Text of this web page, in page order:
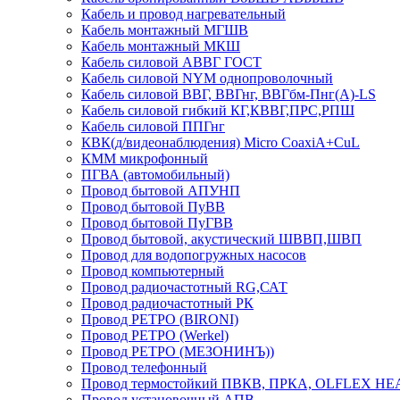
Кабель и провод нагревательный
Кабель монтажный МГШВ
Кабель монтажный МКШ
Кабель силовой АВВГ ГОСТ
Кабель силовой NYM однопроволочный
Кабель силовой ВВГ, ВВГнг, ВВГбм-Пнг(А)-LS
Кабель силовой гибкий КГ,КВВГ,ПРС,РПШ
Кабель силовой ППГнг
КВК(д/видеонаблюдения) Micro CoaxiA+CuL
КММ микрофонный
ПГВА (автомобильный)
Провод бытовой АПУНП
Провод бытовой ПуВВ
Провод бытовой ПуГВВ
Провод бытовой, акустический ШВВП,ШВП
Провод для водопогружных насосов
Провод компьютерный
Провод радиочастотный RG,САТ
Провод радиочастотный РК
Провод РЕТРО (BIRONI)
Провод РЕТРО (Werkel)
Провод РЕТРО (МЕЗОНИНЪ))
Провод телефонный
Провод термостойкий ПВКВ, ПРКА, OLFLEX